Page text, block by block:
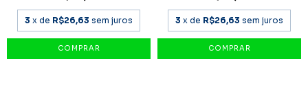
3 x de R$26,63 sem juros 3 x de R$26,63 sem juros